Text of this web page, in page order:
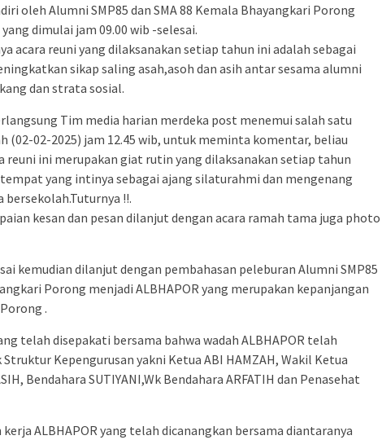
oleh Alumni SMP85 dan SMA 88 Kemala Bhayangkari Porong
dimulai jam 09.00 wib -selesai.
acara reuni yang dilaksanakan setiap tahun ini adalah sebagai
sikap saling asah,asoh dan asih antar sesama alumni
dan strata sosial.
Tim media harian merdeka post menemui salah satu
(02-02-2025) jam 12.45 wib, untuk meminta komentar, beliau
reuni ini merupakan giat rutin yang dilaksanakan setiap tahun
yang intinya sebagai ajang silaturahmi dan mengenang
!!.
kesan dan pesan dilanjut dengan acara ramah tama juga photo
kemudian dilanjut dengan pembahasan peleburan Alumni SMP85
Porong menjadi ALBHAPOR yang merupakan kepanjangan
.
telah disepakati bersama bahwa wadah ALBHAPOR telah
Kepengurusan yakni Ketua ABI HAMZAH, Wakil Ketua
Bendahara SUTIYANI,Wk Bendahara ARFATIH dan Penasehat
ALBHAPOR yang telah dicanangkan bersama diantaranya